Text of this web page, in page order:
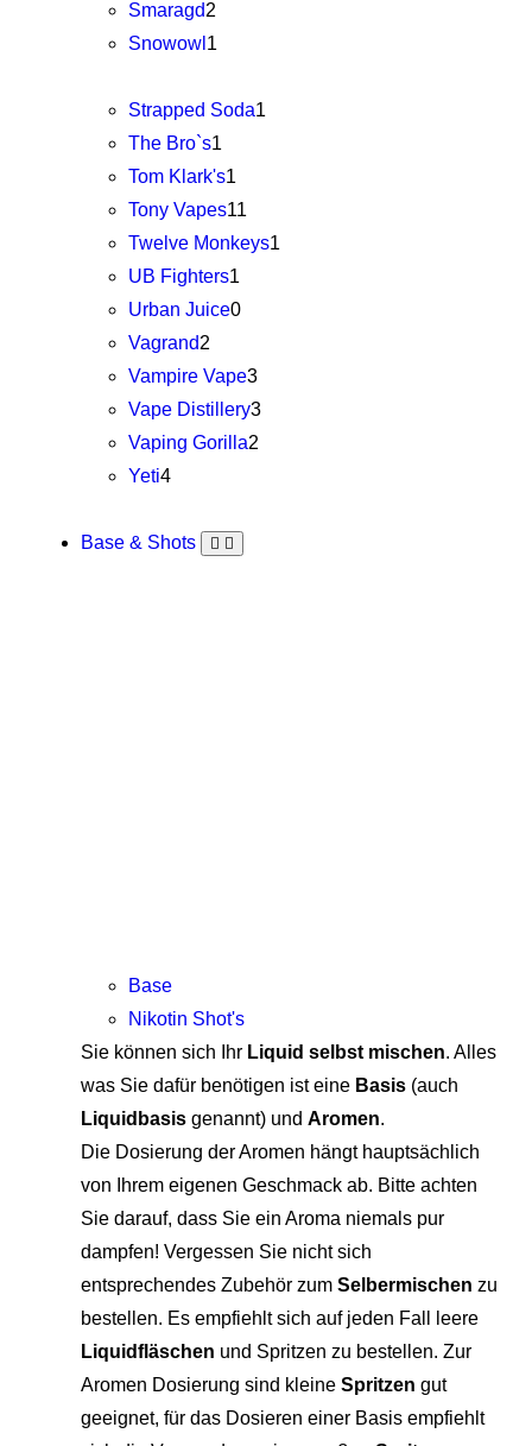
Smaragd2
Snowowl 1
Strapped Soda1
The Bro`s1
Tom Klark's1
Tony Vapes11
Twelve Monkeys1
UB Fighters1
Urban Juice0
Vagrand2
Vampire Vape3
Vape Distillery3
Vaping Gorilla2
Yeti4
Base & Shots
Base
Nikotin Shot's
Sie können sich Ihr Liquid selbst mischen. Alles
was Sie dafür benötigen ist eine Basis (auch
Liquidbasis genannt) und Aromen.
Die Dosierung der Aromen hängt hauptsächlich
von Ihrem eigenen Geschmack ab. Bitte achten
Sie darauf, dass Sie ein Aroma niemals pur
dampfen! Vergessen Sie nicht sich
entsprechendes Zubehör zum Selbermischen zu
bestellen. Es empfiehlt sich auf jeden Fall leere
Liquidfläschen und Spritzen zu bestellen. Zur
Aromen Dosierung sind kleine Spritzen gut
geeignet, für das Dosieren einer Basis empfiehlt